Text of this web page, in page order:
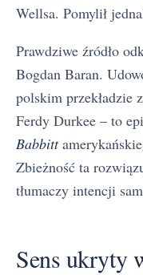
Wellsa. Pomylił
Prawdziwe źródło
Bogdan Baran.
polskim przekładzie
Ferdy Durkee – to
Babbitt
Zbieżność ta
tłumaczy intencji
Sens ukryty